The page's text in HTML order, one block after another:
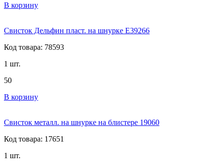
В корзину
Свисток Дельфин пласт. на шнурке E39266
Код товара: 78593
1 шт.
50
В корзину
Свисток металл. на шнурке на блистере 19060
Код товара: 17651
1 шт.